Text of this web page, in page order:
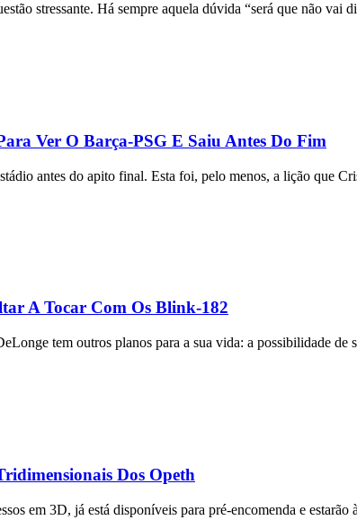
stressante. Há sempre aquela dúvida “será que não
Ver O Barça-PSG E Saiu Antes Do Fim
antes do apito final. Esta foi, pelo menos, a lição que
A Tocar Com Os Blink-182
tem outros planos para a sua vida: a possibilidade
Dos Opeth
em 3D, já está disponíveis para pré-encomenda e